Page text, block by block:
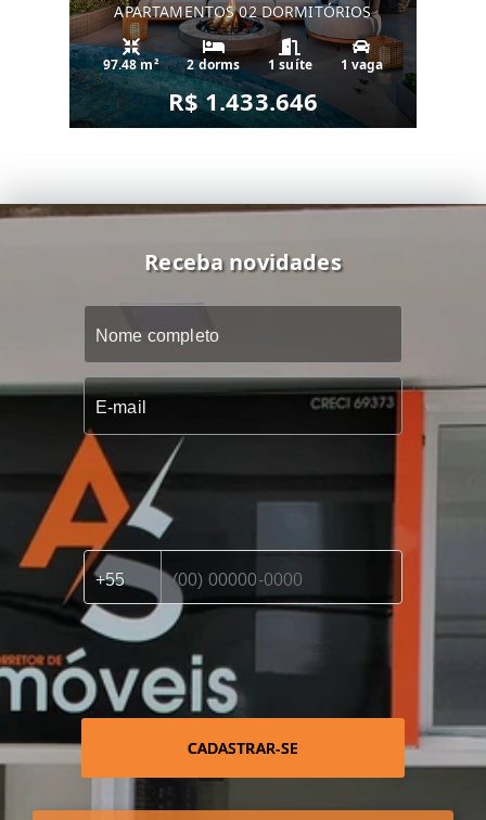
APARTAMENTOS 02 DORMITÓRIOS
97.48 m² 2 dorms 1 suíte 1 vaga
R$ 1.433.646
Receba novidades
CADASTRAR-SE